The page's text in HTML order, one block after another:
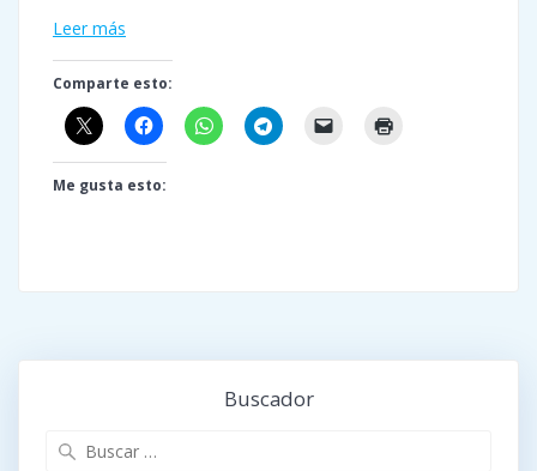
Leer más
Comparte esto:
Me gusta esto:
Buscador